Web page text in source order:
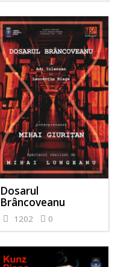
Dosarul
Brâncoveanu
1202 0